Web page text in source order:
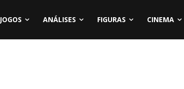
JOGOS ANÁLISES FIGURAS CINEMA